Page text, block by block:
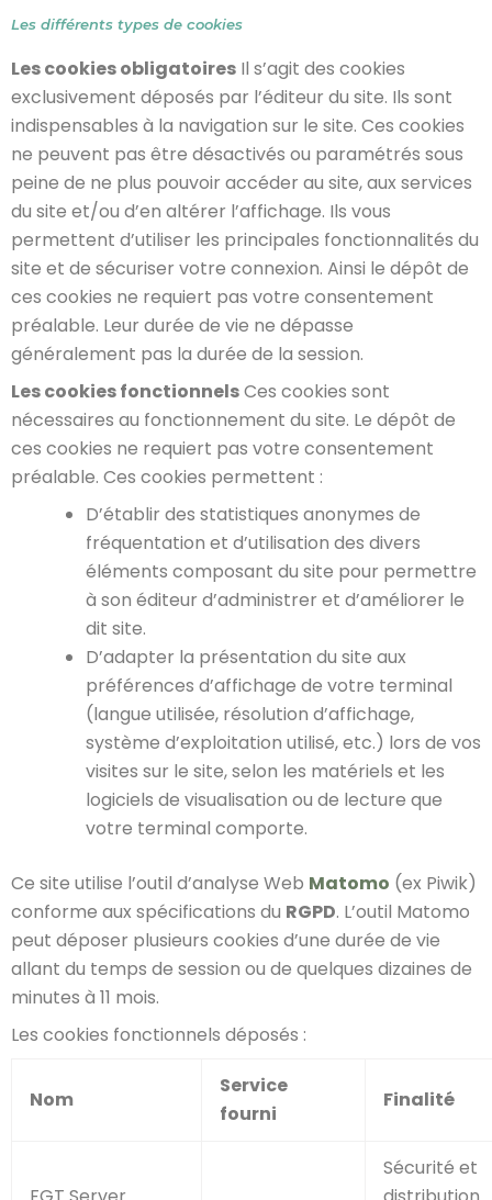
Les différents types de cookies
Les cookies obligatoires Il s’agit des cookies
exclusivement déposés par l’éditeur du site. Ils sont
indispensables à la navigation sur le site. Ces cookies
ne peuvent pas être désactivés ou paramétrés sous
peine de ne plus pouvoir accéder au site, aux services
du site et/ou d’en altérer l’affichage. Ils vous
permettent d’utiliser les principales fonctionnalités du
site et de sécuriser votre connexion. Ainsi le dépôt de
ces cookies ne requiert pas votre consentement
préalable. Leur durée de vie ne dépasse
généralement pas la durée de la session.
Les cookies fonctionnelsCes cookies sont
nécessaires au fonctionnement du site. Le dépôt de
ces cookies ne requiert pas votre consentement
préalable. Ces cookies permettent :
D’établir des statistiques anonymes de
fréquentation et d’utilisation des divers
éléments composant du site pour permettre
à son éditeur d’administrer et d’améliorer le
dit site.
D’adapter la présentation du site aux
préférences d’affichage de votre terminal
(langue utilisée, résolution d’affichage,
système d’exploitation utilisé, etc.) lors de vos
visites sur le site, selon les matériels et les
logiciels de visualisation ou de lecture que
votre terminal comporte.
Ce site utilise l’outil d’analyse Web Matomo (ex Piwik)
conforme aux spécifications du RGPD. L’outil Matomo
peut déposer plusieurs cookies d’une durée de vie
allant du temps de session ou de quelques dizaines de
minutes à 11 mois.
Les cookies fonctionnels déposés :
Nom
Service
fourni
Finalité
Sécurité et